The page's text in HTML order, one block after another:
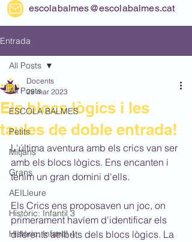
escolabalmes@escolabalmes.cat
Entrada
All Posts
ESCOLA BALMES
Petits
Mitjans
Grans
AEILleure
Històric: Infantil 3
Històric: Infantil 4
All Posts
Els blocs lògics i les
taules de doble entrada!
Docents
29 mar 2023
L'última aventura amb els crics van ser
amb els blocs lògics. Ens encanten i
tenim un gran domini d'ells.
Els Crics ens proposaven un joc, on
primerament havíem d'identificar els
diferents atributs dels blocs lògics. La